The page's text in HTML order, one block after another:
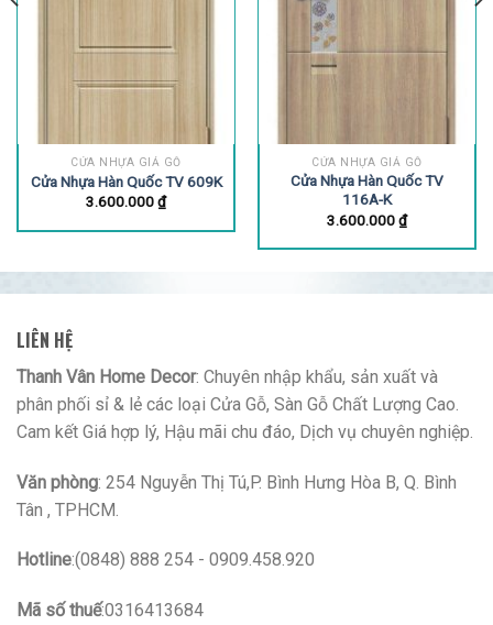
CỬA NHỰA GIẢ GỖ
Cửa Nhựa Hàn Quốc TV 609K
3.600.000₫
CỬA NHỰA GIẢ GỖ
Cửa Nhựa Hàn Quốc TV
116A-K
3.600.000₫
LIÊN HỆ
Thanh Vân Home Decor: Chuyên nhập khẩu, sản xuất và
phân phối sỉ & lẻ các loại Cửa Gỗ, Sàn Gỗ Chất Lượng Cao.
Cam kết Giá hợp lý, Hậu mãi chu đáo, Dịch vụ chuyên nghiệp.
Văn phòng: 254 Nguyễn Thị Tú,P. Bình Hưng Hòa B, Q. Bình
Tân , TPHCM.
Hotline:(0848) 888 254 - 0909.458.920
Mã số thuế:0316413684